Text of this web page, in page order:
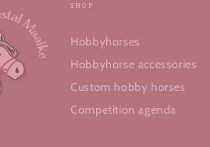
SHOP
Hobbyhorses
Hobbyhorse accessories
Custom hobby horses
Competition agenda